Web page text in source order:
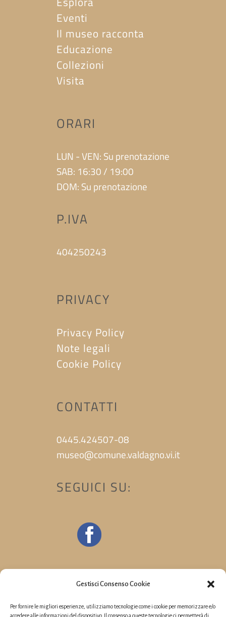
Gestisci Consenso Cookie
Per fornire le migliori esperienze, utilizziamo tecnologie come i cookie per memorizzare e/o
accedere alle informazioni del dispositivo. Il consenso a queste tecnologie ci permetterà di
Eventi
Il museo racconta
Educazione
Collezioni
Visita
ORARI
LUN - VEN: Su prenotazione
SAB: 16:30 / 19:00
DOM: Su prenotazione
P.IVA
404250243
PRIVACY
Privacy Policy
Note legali
Cookie Policy
CONTATTI
0445.424507-08
museo@comune.valdagno.vi.it
SEGUICI SU: